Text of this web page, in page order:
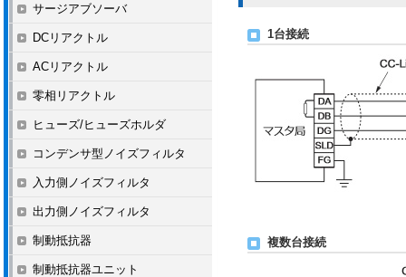
1台接続
複数台接続
サージアブソーバ
DCリアクトル
ACリアクトル
零相リアクトル
ヒューズ/ヒューズホルダ
コンデンサ型ノイズフィルタ
入力側ノイズフィルタ
出力側ノイズフィルタ
制動抵抗器
制動抵抗器ユニット